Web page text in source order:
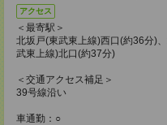
アクセス
＜最寄駅＞
北坂戸(東武東上線)西口(約36分)
武東上線)北口(約37分)
＜交通アクセス補足＞
39号線沿い
車通勤：○